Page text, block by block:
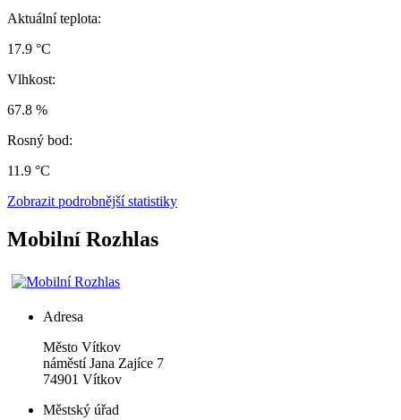
Aktuální teplota:
17.9 °C
Vlhkost:
67.8 %
Rosný bod:
11.9 °C
Zobrazit podrobnější statistiky
Mobilní Rozhlas
Adresa
Město Vítkov
náměstí Jana Zajíce 7
74901 Vítkov
Městský úřad